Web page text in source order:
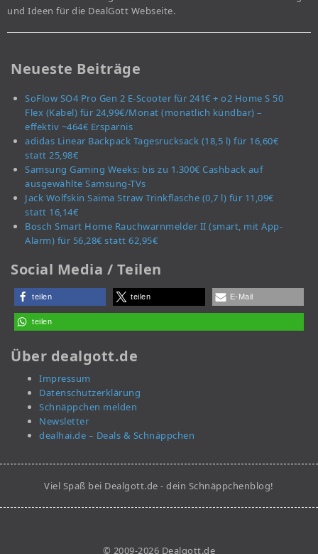
und Ideen für die DealGott Webseite.
Neueste Beiträge
SoFlow SO4 Pro Gen 2 E-Scooter für 241€ + o2 Home S 50
Flex (Kabel) für 24,99€/Monat (monatlich kündbar) –
effektiv ~464€ Ersparnis
adidas Linear Backpack Tagesrucksack (18,5 l) für 16,60€
statt 25,98€
Samsung Gaming Weeks: bis zu 1.300€ Cashback auf
ausgewählte Samsung-TVs
Jack Wolfskin Saima Straw Trinkflasche (0,7 l) für 11,09€
statt 16,14€
Bosch Smart Home Rauchwarnmelder II (smart, mit App-
Alarm) für 56,28€ statt 62,95€
Social Media / Teilen
teilen teilen E-Mail
teilen
Über dealgott.de
Impressum
Datenschutzerklärung
Schnäppchen melden
Newsletter
dealhai.de – Deals & Schnäppchen
Viel Spaß bei Dealgott.de - dein Schnäppchenblog!
© 2009-2026 Dealgott.de